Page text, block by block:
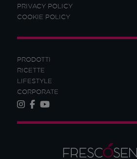
PRODOTTI
RICETTE
LIFESTYLE
CORPORATE
PRIVACY POLICY
COOKIE POLICY